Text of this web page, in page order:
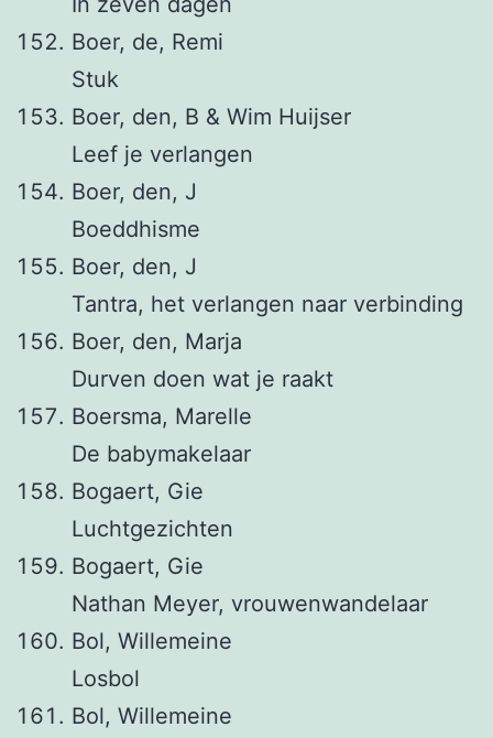
Boer, de, Remi
Stuk
Boer, den, B & Wim Huijser
Leef je verlangen
Boer, den, J
Boeddhisme
Boer, den, J
Tantra, het verlangen naar verbinding
Boer, den, Marja
Durven doen wat je raakt
Boersma, Marelle
De babymakelaar
Bogaert, Gie
Luchtgezichten
Bogaert, Gie
Nathan Meyer, vrouwenwandelaar
Bol, Willemeine
Losbol
Bol, Willemeine